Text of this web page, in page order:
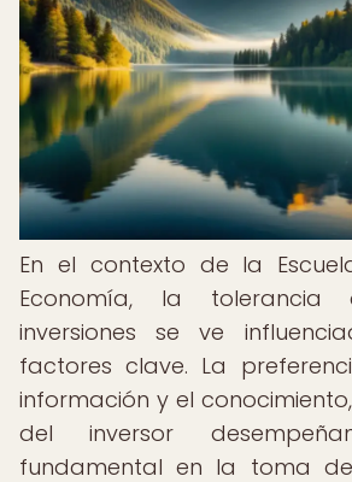
En el contexto de la
Economía, la
inversiones se ve
factores clave. La
información y el
del inversor
fundamental en la toma